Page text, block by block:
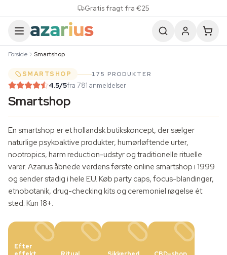
Gratis fragt fra €25
Forside Smartshop
SMARTSHOP 175 PRODUKTER
4.5/5fra 781 anmeldelser
Smartshop
En smartshop er et hollandsk butikskoncept, der sælger
naturlige psykoaktive produkter, humørløftende urter,
nootropics, harm reduction-udstyr og traditionelle rituelle
varer. Azarius åbnede verdens første online smartshop i 1999
og sender stadig i hele EU. Køb party caps, focus-blandinger,
etnobotanik, drug-checking kits og ceremoniel røgelse ét
sted. Kun 18+.
Efter